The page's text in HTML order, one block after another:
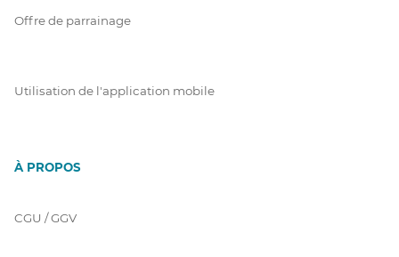
Offre de parrainage
Utilisation de l'application mobile
À PROPOS
CGU / GGV